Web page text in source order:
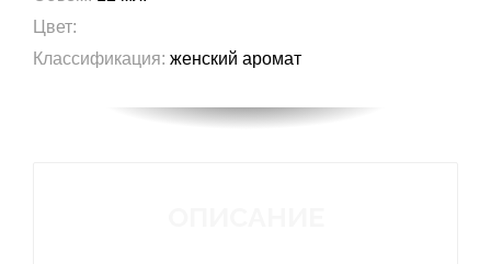
Цвет:
Классификация: женский аромат